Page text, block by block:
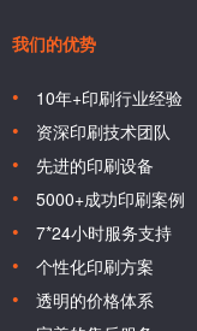
我们的优势
10年+印刷行业经验
资深印刷技术团队
先进的印刷设备
5000+成功印刷案例
7*24小时服务支持
个性化印刷方案
透明的价格体系